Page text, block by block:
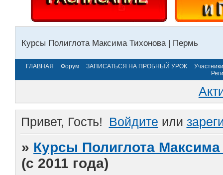
Курсы Полиглота Максима Тихонова | Пермь
ГЛАВНАЯ Форум ЗАПИСАТЬСЯ НА ПРОБНЫЙ УРОК
Участники
Привет, Гость! Войдите или
» Курсы Полиглота
(с 2011 года)